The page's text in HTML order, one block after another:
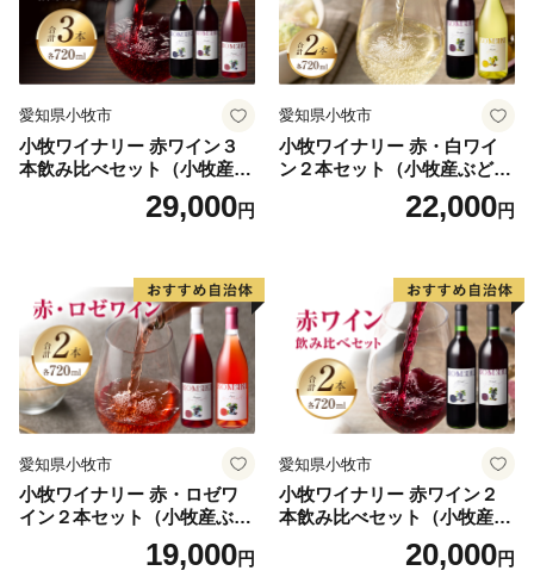
このように糸満市は、平和と伝統と未来が交差する発
展の可能性を大きく秘めたまちです。糸満市でたくさん
満市にご注目ください。
愛知県小牧市
小牧ワイナリー 赤ワイン３
本飲み比べセット（小牧産ぶ
どう100％使用）29,000円
愛知県小牧市
小牧ワイナリー 赤・白ワイ
ン２本セット（小牧産ぶどう
22,000円
愛知県小牧市
小牧ワイナリー 赤・ロゼワ
イン２本セット（小牧産ぶど
19,000円
愛知県小牧市
小牧ワイナリー 赤ワイン２
本飲み比べセット（小牧産ぶ
どう100％使用）20,000円